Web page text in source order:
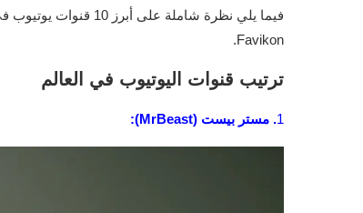
Favikon.
ترتيب قنوات اليوتيوب في العالم
1. مستر بيست (MrBeast):